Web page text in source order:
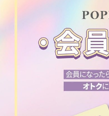
2 Weeks
3~6 Months